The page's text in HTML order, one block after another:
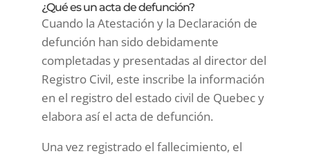
¿Qué es un acta de defunción?
Cuando la Atestación y la Declaración de
defunción han sido debidamente
completadas y presentadas al director del
Registro Civil, este inscribe la información
en el registro del estado civil de Quebec y
elabora así el acta de defunción.
Una vez registrado el fallecimiento, el